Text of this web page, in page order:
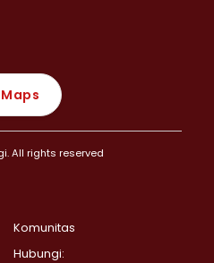
All rights reserved
Komunitas
Hubungi: